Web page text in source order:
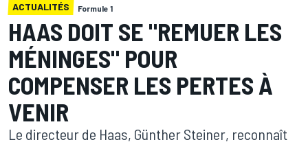
ACTUALITÉS Formule 1
HAAS DOIT SE "REMUER LES
MÉNINGES" POUR
COMPENSER LES PERTES À
VENIR
Le directeur de Haas, Günther Steiner, reconnaît